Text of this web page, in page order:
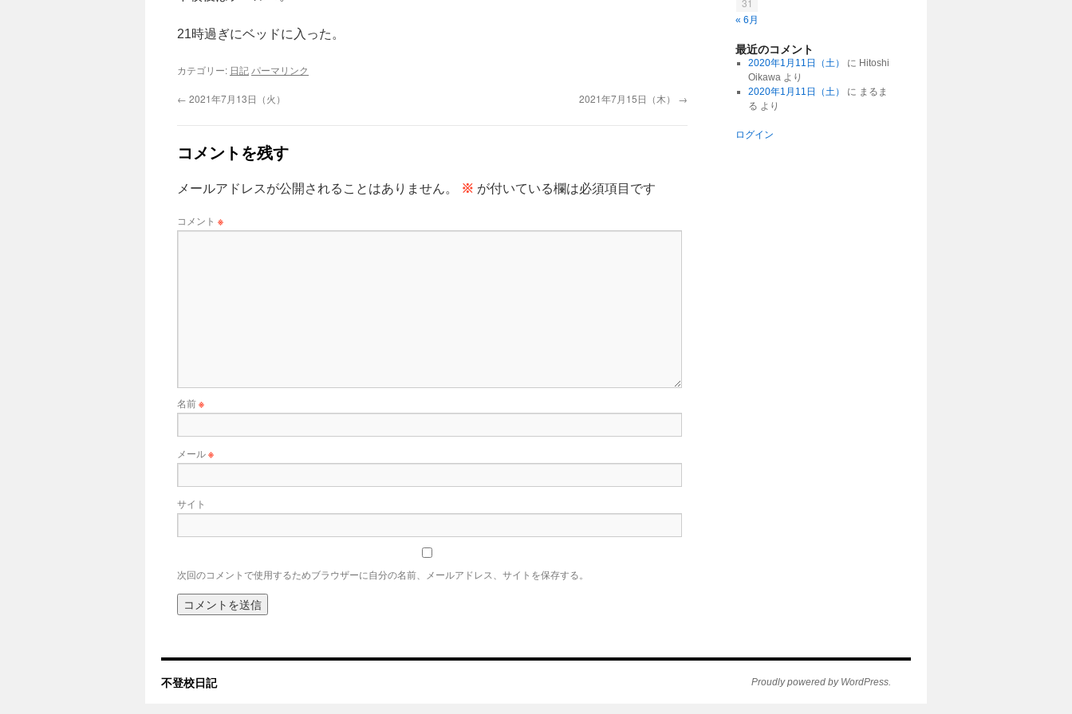
21時過ぎにベッドに入った。
カテゴリー: 日記 パーマリンク
← 2021年7月13日（火） 2021年7月15日（木） →
コメントを残す
メールアドレスが公開されることはありません。 ※ が付いている欄は必須項目です
コメント ※
名前※
メール※
サイト
次回のコメントで使用するためブラウザーに自分の名前、メールアドレス、サイトを保存する。
31
« 6月
最近のコメント
2020年1月11日（土） に Hitoshi
Oikawaより
2020年1月11日（土）
に まるま
る より
ログイン
不登校日記 Proudly powered by WordPress.